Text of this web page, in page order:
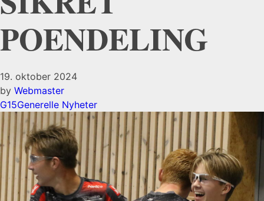
POENDELING
19. oktober 2024
by Webmaster
G15Generelle Nyheter